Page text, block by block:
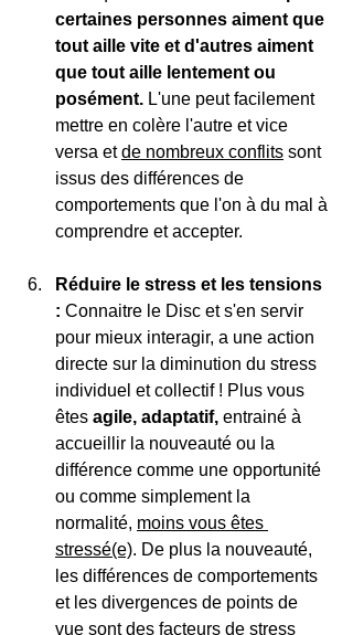
certaines personnes aiment que
tout aille vite et d'autres aiment
que tout aille lentement ou
posément. L'une peut facilement
mettre en colère l'autre et vice
versa et de nombreux conflits sont
issus des différences de
comportements que l'on à du mal à
comprendre et accepter.
Réduire le stress et les tensions
: Connaitre le Disc et s'en servir
pour mieux interagir, a une action
directe sur la diminution du stress
individuel et collectif ! Plus vous
êtes agile, adaptatif, entrainé à
accueillir la nouveauté ou la
différence comme une opportunité
ou comme simplement la
normalité, moins vous êtes
stressé(e). De plus la nouveauté,
les différences de comportements
et les divergences de points de
vue sont des facteurs de stress